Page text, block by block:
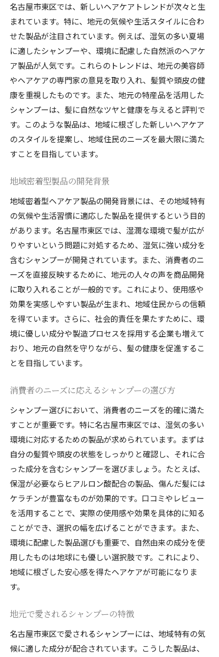
名古屋市東区では、新しいヘアケアトレンドが次々と生
まれています。特に、地元の気候や生活スタイルに合わ
せた製品が注目されています。例えば、湿気の多い夏場
に適したシャンプーや、環境に配慮した自然派のヘアケ
ア製品が人気です。これらのトレンドは、地元の美容師
やヘアケアの専門家の意見を取り入れ、髪質や頭皮の健
康を重視したものです。また、地元の特産品を活用した
シャンプーは、髪に自然なツヤと健康を与えると評判で
す。このような製品は、地域に根ざした新しいヘアケア
のスタイルを提案し、地域住民のニーズを最大限に満た
すことを目指しています。
地域密着型製品の開発背景
地域密着型ヘアケア製品の開発背景には、その地域特有
の気候や生活習慣に適応した製品を提供するという目的
があります。名古屋市東区では、湿潤な環境で髪が広が
りやすいという問題に対処するため、湿気に強い成分を
含むシャンプーが開発されています。また、消費者のニ
ーズを直接反映するために、地元の人々の声を商品開発
に取り入れることが一般的です。これにより、使用感や
効果を実感しやすい製品が生まれ、地域住民からの信頼
を得ています。さらに、社会的責任を果たすために、環
境に優しい成分や製造プロセスを採用する企業も増えて
おり、地元の自然を守りながら、髪の健康を促進するこ
とを目指しています。
消費者のニーズに応えるシャンプーの選び方
シャンプー選びにおいて、消費者のニーズを的確に満た
すことが重要です。特に名古屋市東区では、湿気の多い
環境に対応するための製品が求められています。まずは
自分の髪質や頭皮の状態をしっかりと確認し、それに合
った成分を含むシャンプーを選びましょう。たとえば、
保湿が必要ならヒアルロン酸配合の製品、傷んだ髪には
ケラチンが豊富なものが効果的です。口コミやレビュー
を活用することで、実際の使用感や効果を具体的に知る
ことができ、選択の幅を広げることができます。また、
環境に配慮した製品選びも重要で、自然由来の成分を使
用したものは地球にも優しい選択肢です。これにより、
地域に根ざした安心感を得たヘアケアが可能になりま
す。
地元で愛されるシャンプーの特徴
名古屋市東区で愛されるシャンプーには、地域特有の気
候に適した成分が配合されています。こうした製品は、